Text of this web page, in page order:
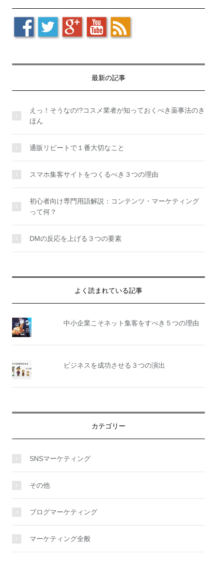
最新の記事
えっ！そうなの!?コスメ業者が知っておくべき薬事法のき
ほん
通販リピートで１番大切なこと
スマホ集客サイトをつくるべき３つの理由
初心者向け専門用語解説：コンテンツ・マーケティング
って何？
DMの反応を上げる３つの要素
よく読まれている記事
中小企業こそネット集客をすべき５つの理由
ビジネスを成功させる３つの演出
カテゴリー
SNSマーケティング
その他
ブログマーケティング
マーケティング全般